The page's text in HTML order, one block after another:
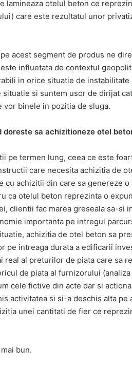
lamineaza otelul beton ce
care este rezultatul unor
acest segment de produs ne
influetata de contextul
in orice situatie de
si suntem usor de dirijat
vor binele in pozitia de sluga.
sa achizitioneze otel
pe termen lung, ceea ce este
care necesita achizitia de
achizitii din care sa genereze
ca otelul beton reprezinta o
clientii fac marea greseala sa-si
importanta pe intregul
achizitia de otel beton sa
pe intreaga durata a edificarii
real al preturilor de piata care sa
de piata al furnizorului
cele fictive din acte dar si
activitatea si si-a deschis alta pe
unei cantitati de fier ce
bun.